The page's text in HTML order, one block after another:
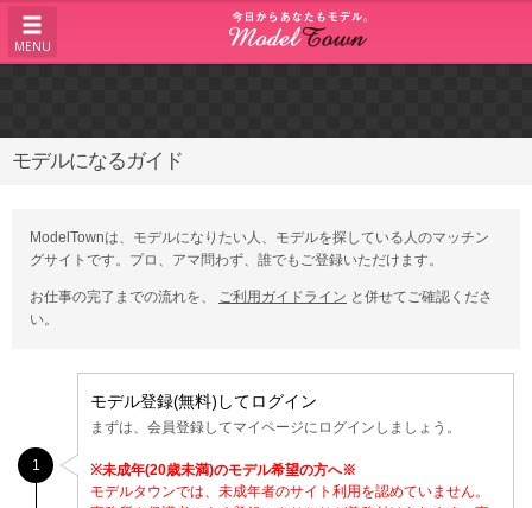
MENU
モデルになるガイド
ModelTownは、モデルになりたい人、モデルを探している人のマッチン
グサイトです。プロ、アマ問わず、誰でもご登録いただけます。
お仕事の完了までの流れを、 ご利用ガイドライン と併せてご確認くださ
い。
1
モデル登録(無料)してログイン
まずは、会員登録してマイページにログインしましょう。
※未成年(20歳未満)のモデル希望の方へ※
モデルタウンでは、未成年者のサイト利用を認めていません。